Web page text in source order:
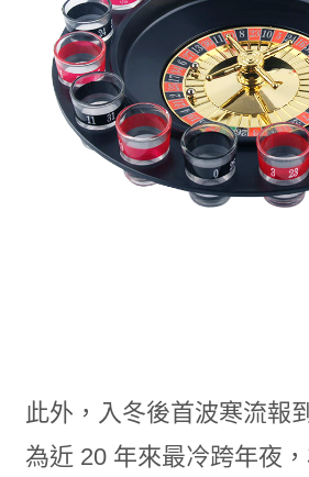
此外，入冬後首波寒流報
為近 20 年來最冷跨年夜